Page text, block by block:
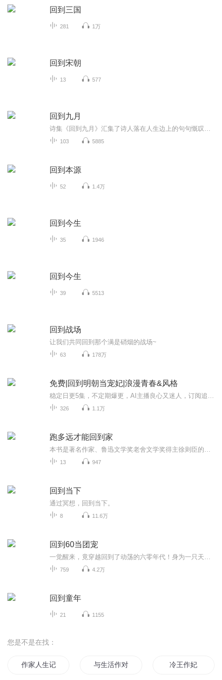
回到三国
281 1万
回到宋朝
13 577
回到九月
103 5885
回到本源
52 1.4万
回到今生
35 1946
回到今生
39 5513
回到战场
让我们共同回到那个满是硝烟的战场~
63 178万
免费|回到明朝当宠妃|浪漫青春&风格
326 1.1万
跑多远才能回到家
13 947
回到当下
通过冥想，回到当下。
8 11.6万
回到60当团宠
759 4.2万
回到童年
21 1155
您是不是在找：
作家人生记 与生活作对的小人 冷王作妃